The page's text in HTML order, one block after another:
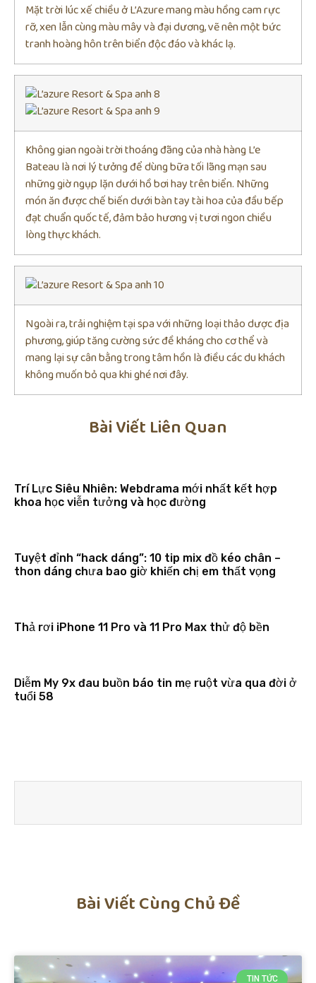
Mặt trời lúc xế chiều ở L’Azure mang màu hồng cam rực
rỡ, xen lẫn cùng màu mây và đại dương, vẽ nên một bức
tranh hoàng hôn trên biển độc đáo và khác lạ.
Không gian ngoài trời thoáng đãng của nhà hàng L’e
Bateau là nơi lý tưởng để dùng bữa tối lãng mạn sau
những giờ ngụp lặn dưới hồ bơi hay trên biển. Những
món ăn được chế biến dưới bàn tay tài hoa của đầu bếp
đạt chuẩn quốc tế, đảm bảo hương vị tươi ngon chiều
lòng thực khách.
Ngoài ra, trải nghiệm tại spa với những loại thảo dược địa
phương, giúp tăng cường sức đề kháng cho cơ thể và
mang lại sự cân bằng trong tâm hồn là điều các du khách
không muốn bỏ qua khi ghé nơi đây.
Bài Viết Liên Quan
Trí Lực Siêu Nhiên: Webdrama mới nhất kết hợp
khoa học viễn tưởng và học đường
Tuyệt đỉnh “hack dáng”: 10 tip mix đồ kéo chân –
thon dáng chưa bao giờ khiến chị em thất vọng
Thả rơi iPhone 11 Pro và 11 Pro Max thử độ bền
Diễm My 9x đau buồn báo tin mẹ ruột vừa qua đời ở
tuổi 58
Bài Viết Cùng Chủ Đề
TIN TỨC